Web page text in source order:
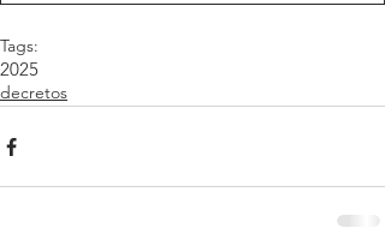
Tags:
2025
decretos